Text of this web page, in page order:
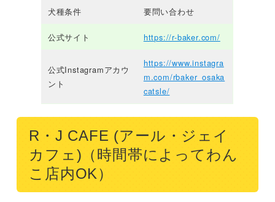
犬種条件 要問い合わせ
公式サイト https://r-baker.com/
公式Instagramアカウ
ント
https://www.instagra
m.com/rbaker_osaka
catsle/
R・J CAFE (アール・ジェイ
カフェ)（時間帯によってわん
こ店内OK）